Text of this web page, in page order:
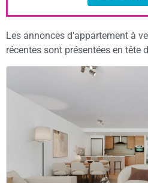
Les annonces d'appartement à
récentes sont présentées en tête